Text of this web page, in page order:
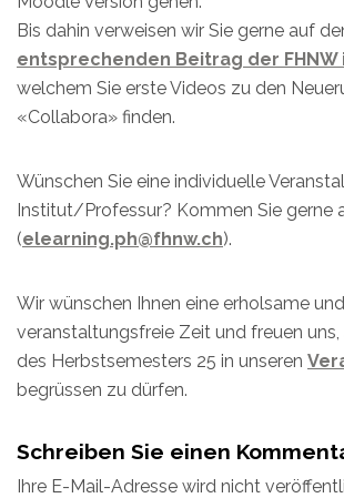
Bis dahin verweisen wir Sie gerne auf
entsprechenden Beitrag der FHNW
welchem Sie erste Videos zu den
«Collabora» finden.
Wünschen Sie eine individuelle
Institut/Professur? Kommen Sie gerne
(elearning.ph@fhnw.ch).
Wir wünschen Ihnen eine erholsame
veranstaltungsfreie Zeit und freuen
des Herbstsemesters 25 in unseren
begrüssen zu dürfen.
Schreiben Sie einen
Ihre E-Mail-Adresse wird nicht